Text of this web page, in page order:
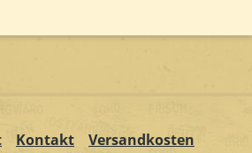
Kontakt
Versandkosten